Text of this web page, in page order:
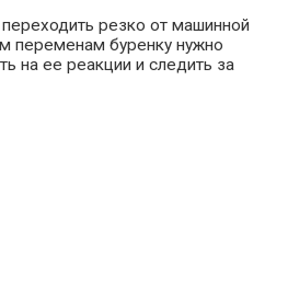
резко от машинной
переменам буренку нужно
на ее реакции и следить за